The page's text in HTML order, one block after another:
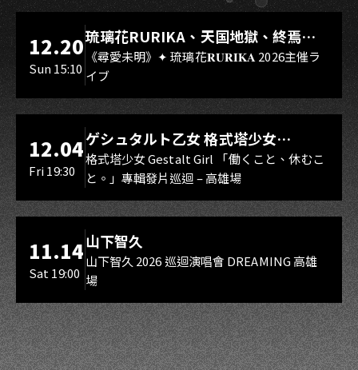
LIVE WAREHOUSE 小庫
12.20
Sun 15:10
琉璃花RURIKA、天国地獄、終焉
Rebirth、DUALIA、無我夢中、花奏
スマイル（O.A.）
《尋愛未明》✦ 琉璃花𝐑𝐔𝐑𝐈𝐊𝐀 2026主催ラ
イブ
LIVE WAREHOUSE 小庫
12.04
Fri 19:30
ゲシュタルト乙女 格式塔少女
Gestalt Girl
格式塔少女 Gestalt Girl 「働くこと、休むこ
と。」專輯發片巡迴 – 高雄場
11.14
Sat 19:00
山下智久
山下智久 2026 巡迴演唱會 DREAMING 高雄
場